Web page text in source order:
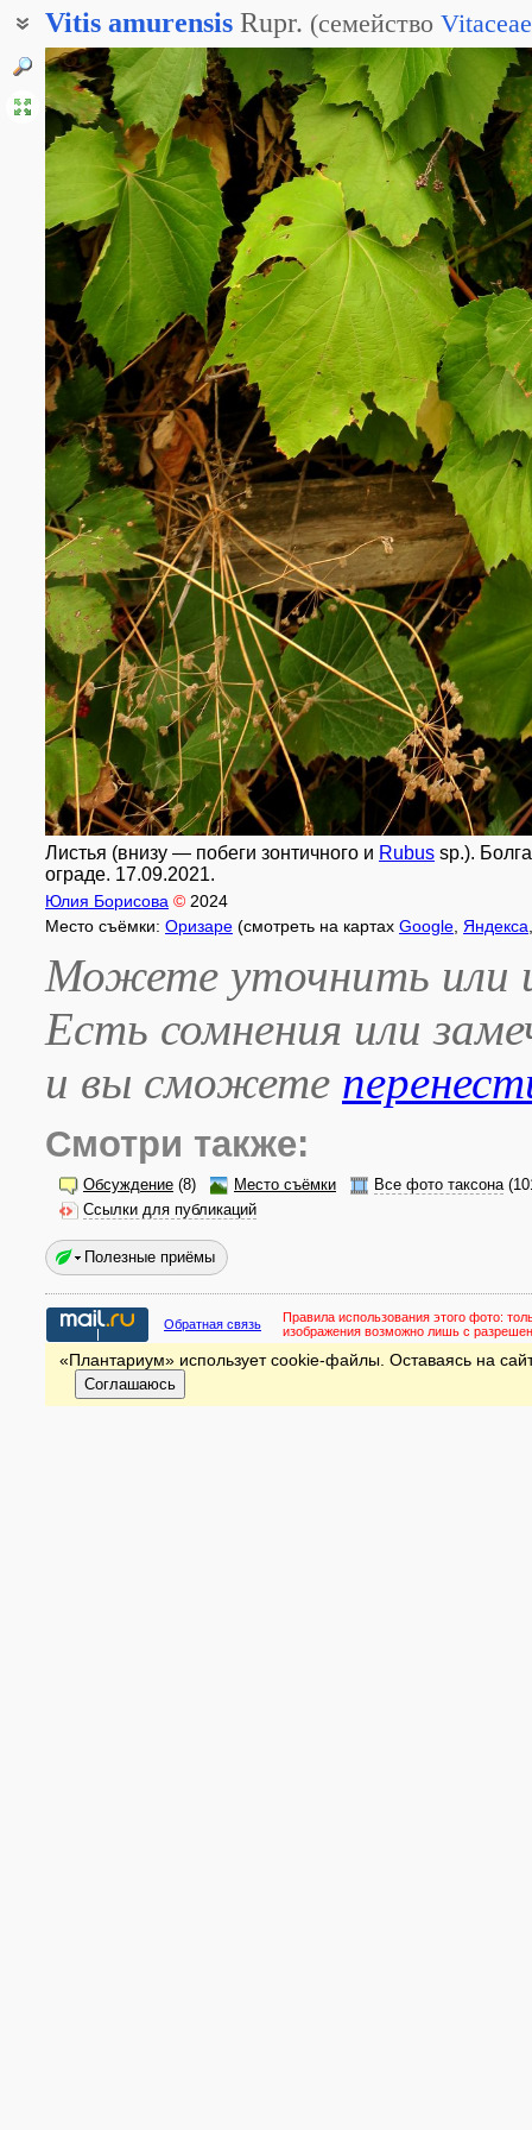
Vitis amurensis Rupr. (семейство Vitaceae
Листья (внизу — побеги зонтичного и Rubus sp.).
ограде. 17.09.2021.
Юлия Борисова © 2024
Место съёмки: Оризаре (смотреть на картах Google Яндекса
Можете уточнить или
Есть сомнения или
и вы сможете
Смотри также:
Обсуждение (8) Место съёмки Все фото таксона
Ссылки для публикаций
Полезные приёмы
Обратная связь Правила использования этого фото:
изображения возможно лишь с
«Плантариум» использует cookie-файлы. Оставаясь на
Соглашаюсь